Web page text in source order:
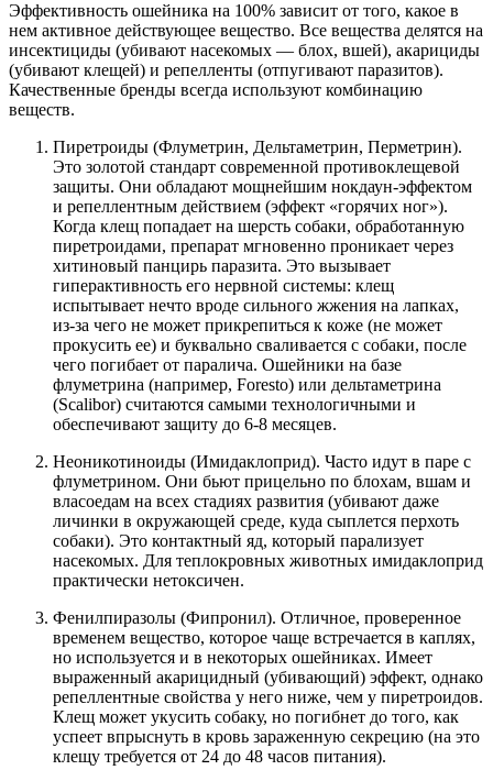
Эффективность ошейника на 100% зависит от того, какое в
нем активное действующее вещество. Все вещества делятся на
инсектициды (убивают насекомых — блох, вшей), акарициды
(убивают клещей) и репелленты (отпугивают паразитов).
Качественные бренды всегда используют комбинацию
веществ.
Пиретроиды (Флуметрин, Дельтаметрин, Перметрин).
Это золотой стандарт современной противоклещевой
защиты. Они обладают мощнейшим нокдаун-эффектом
и репеллентным действием (эффект «горячих ног»).
Когда клещ попадает на шерсть собаки, обработанную
пиретроидами, препарат мгновенно проникает через
хитиновый панцирь паразита. Это вызывает
гиперактивность его нервной системы: клещ
испытывает нечто вроде сильного жжения на лапках,
из-за чего не может прикрепиться к коже (не может
прокусить ее) и буквально сваливается с собаки, после
чего погибает от паралича. Ошейники на базе
флуметрина (например, Foresto) или дельтаметрина
(Scalibor) считаются самыми технологичными и
обеспечивают защиту до 6-8 месяцев.
Неоникотиноиды (Имидаклоприд). Часто идут в паре с
флуметрином. Они бьют прицельно по блохам, вшам и
власоедам на всех стадиях развития (убивают даже
личинки в окружающей среде, куда сыплется перхоть
собаки). Это контактный яд, который парализует
насекомых. Для теплокровных животных имидаклоприд
практически нетоксичен.
Фенилпиразолы (Фипронил). Отличное, проверенное
временем вещество, которое чаще встречается в каплях,
но используется и в некоторых ошейниках. Имеет
выраженный акарицидный (убивающий) эффект, однако
репеллентные свойства у него ниже, чем у пиретроидов.
Клещ может укусить собаку, но погибнет до того, как
успеет впрыснуть в кровь зараженную секрецию (на это
клещу требуется от 24 до 48 часов питания).